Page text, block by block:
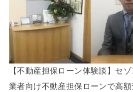
【不動産担保ローン体験談】セ
業者向け不動産担保ローンで高